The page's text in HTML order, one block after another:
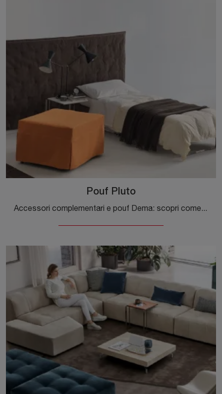
Pouf Pluto
Accessori complementari e pouf Dema: scopri come valorizzare i tuoi spazi moderni con il modello Pouf Pluto.